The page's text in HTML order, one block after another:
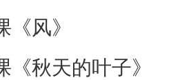
风》
秋天的叶子》